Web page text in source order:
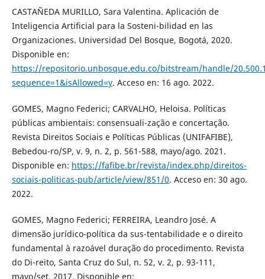
CASTAÑEDA MURILLO, Sara Valentina. Aplicación de
Inteligencia Artificial para la Sosteni-bilidad en las
Organizaciones. Universidad Del Bosque, Bogotá, 2020.
Disponible en:
https://repositorio.unbosque.edu.co/bitstream/handle/
sequence=1&isAllowed=y. Acceso en: 16 ago. 2022.
GOMES, Magno Federici; CARVALHO, Heloisa. Políticas
públicas ambientais: consensuali-zação e concertação.
Revista Direitos Sociais e Políticas Públicas (UNIFAFIBE),
Bebedou-ro/SP, v. 9, n. 2, p. 561-588, mayo/ago. 2021.
Disponible en: https://fafibe.br/revista/index.php/direitos-
sociais-politicas-pub/article/view/851/0. Acceso en: 30 ago.
2022.
GOMES, Magno Federici; FERREIRA, Leandro José. A
dimensão jurídico-política da sus-tentabilidade e o direito
fundamental à razoável duração do procedimento. Revista
do Di-reito, Santa Cruz do Sul, n. 52, v. 2, p. 93-111,
mayo/set. 2017. Disponible en: